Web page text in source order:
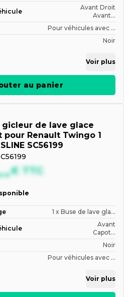
Avant Droit
Avant...
Pour véhicules avec ...
Noir
Voir plus
au panier
gicleur de lave glace
pour Renault Twingo 1
SC56199
€ TTC
1 x Buse de lave gla...
Avant
Capot...
Noir
Pour véhicules avec ...
Voir plus